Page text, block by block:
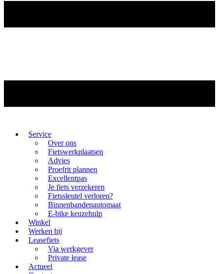
Service
Over ons
Fietswerkplaatsen
Advies
Proefrit plannen
Excellentpas
Je fiets verzekeren
Fietssleutel verloren?
Binnenbandenautomaat
E-bike keuzehulp
Winkel
Werken bij
Leasefiets
Via werkgever
Private lease
Actueel